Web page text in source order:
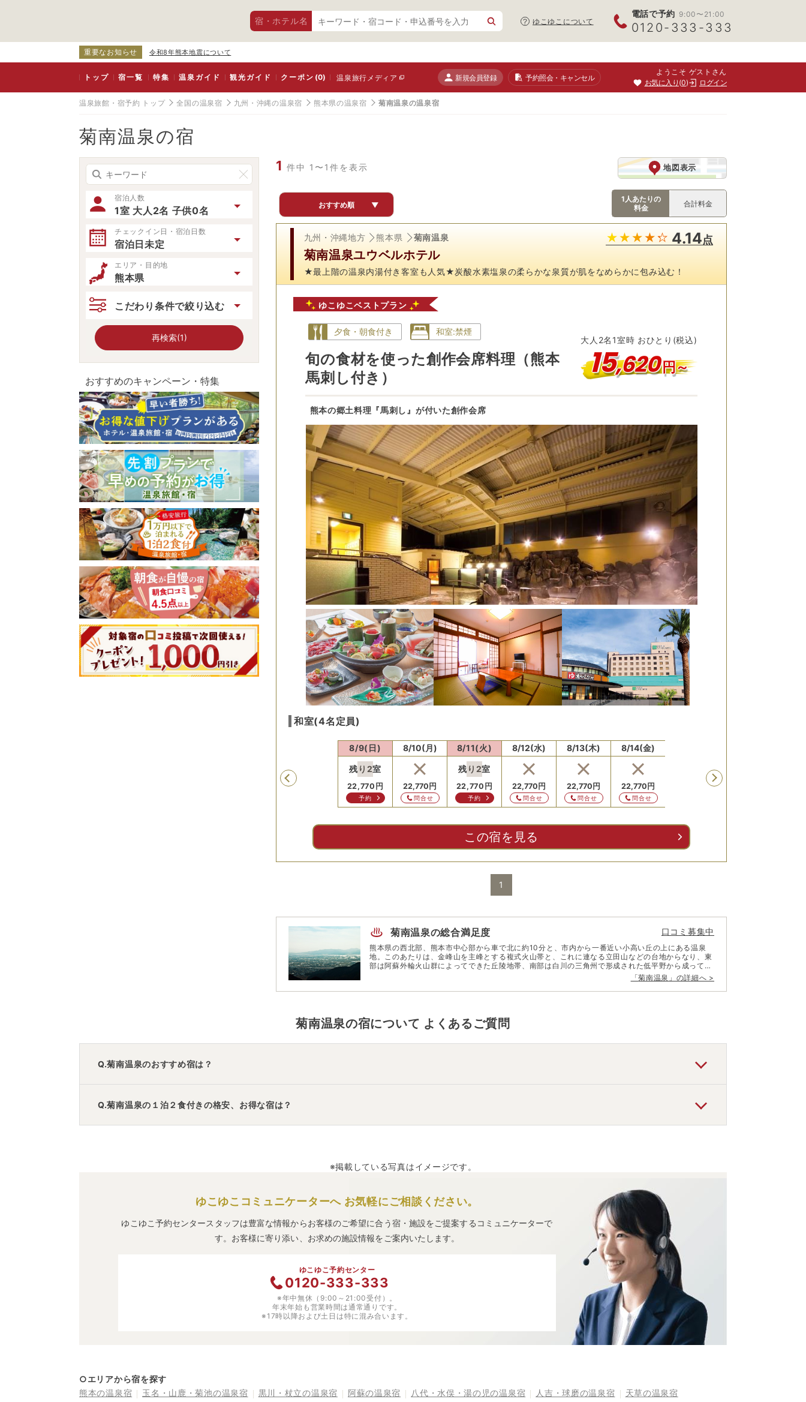
宿・ホテル名 ゆこゆこについて
電話で予約 9:00〜21:00
0120-333-333
重要なお知らせ 令和8年熊本地震について
トップ 宿一覧 特集 温泉ガイド 観光ガイド クーポン(0) 温泉旅行メディア 新規会員登録 予約照会・キャンセル
ようこそ ゲストさん
お気に入り 0 ログイン
温泉旅館・宿予約 トップ 全国の温泉宿 九州・沖縄の温泉宿 熊本県の温泉宿 菊南温泉の温泉宿
菊南温泉の宿
宿泊人数
1室 大人2名 子供0名
チェックイン日・宿泊日数
宿泊日未定
エリア・目的地
熊本県
こだわり条件で絞り込む
再検索(1)
おすすめのキャンペーン・特集
1 件中 1〜1件を表示 地図表示
おすすめ順 ▼
1人あたりの
料金
合計料金
九州・沖縄地方 熊本県 菊南温泉 4.14点
菊南温泉ユウベルホテル
★最上階の温泉内湯付き客室も人気★炭酸水素塩泉の柔らかな泉質が肌をなめらかに包み込む！
ゆこゆこベストプラン
夕食・朝食付き 和室:禁煙
旬の食材を使った創作会席料理（熊本
馬刺し付き）
大人 2名 1室時 おひとり(税込)
15,620円～
熊本の郷土料理『馬刺し』が付いた創作会席
和室(4名定員)
Previous
8/9(日)
残り 2室
22,770 円
予約
8/10(月)
22,770 円
問合せ
8/11(火)
残り 2室
22,770 円
予約
8/12(水)
22,770 円
問合せ
8/13(木)
22,770 円
問合せ
8/14(金)
22,770 円
問合せ
円
この宿を見る
1
菊南温泉の総合満足度 口コミ募集中
熊本県の西北部、熊本市中心部から車で北に約10分と、市内から一番近い小高い丘の上にある温泉
地。このあたりは、金峰山を主峰とする複式火山帯と、これに連なる立田山などの台地からなり、東
部は阿蘇外輪火山群によってできた丘陵地帯、南部は白川の三角州で形成された低平野から成ってい
ーションだ。また、周辺には7年もの歳月をかけて熊本城を築城した加藤清正や藩主細川家ゆかりの
観光地も点在し、それらにちなんだイベントも行われている。 熊本市を一望する金峰山に登って新
「菊南温泉 」の詳細へ >
菊南温泉の宿について よくあるご質問
Q.菊南温泉のおすすめ宿は？
A.「阿蘇梅園SPA RESORT」・「 阿蘇リゾートグランヴィリオホテル
Q.菊南温泉の１泊２食付きの格安、お得な宿は？
※掲載している写真はイメージです。
ゆこゆこコミュニケーターへ お気軽にご相談ください。
ゆこゆこ予約センタースタッフは豊富な情報からお客様のご希望に合う宿・施設をご提案するコミュニケーターで
す。お客様に寄り添い、お求めの施設情報をご案内いたします。
ゆこゆこ予約センター
0120-333-333
※年中無休（9:00～21:00受付）。
年末年始も営業時間は通常通りです。
※17時以降および土日は特に混み合います。
○エリアから宿を探す
熊本の温泉宿
玉名・山鹿・菊池の温泉宿 黒川・杖立の温泉宿 阿蘇の温泉宿 八代・水俣・湯の児の温泉宿 人吉・球磨の温泉宿
天草の温泉宿